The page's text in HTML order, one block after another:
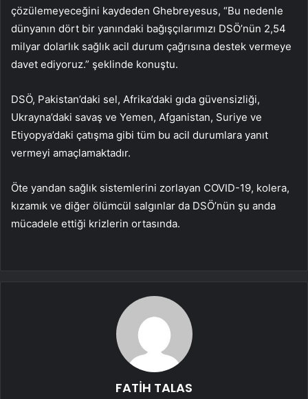
çözülemeyeceğini kaydeden Ghebreyesus, “Bu nedenle
dünyanın dört bir yanındaki bağışçılarımızı DSÖ’nün 2,54
milyar dolarlık sağlık acil durum çağrısına destek vermeye
davet ediyoruz.” şeklinde konuştu.
DSÖ, Pakistan’daki sel, Afrika’daki gıda güvensizliği,
Ukrayna’daki savaş ve Yemen, Afganistan, Suriye ve
Etiyopya’daki çatışma gibi tüm bu acil durumlara yanıt
vermeyi amaçlamaktadır.
Öte yandan sağlık sistemlerini zorlayan COVID-19, kolera,
kızamık ve diğer ölümcül salgınlar da DSÖ’nün şu anda
mücadele ettiği krizlerin ortasında.
FATİH TALAS